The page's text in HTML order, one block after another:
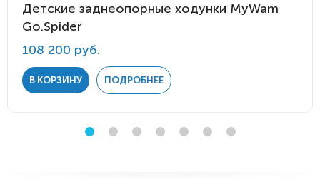
Детские заднеопорные ходунки MyWam
Go.Spider
108 200 руб.
В КОРЗИНУ ПОДРОБНЕЕ